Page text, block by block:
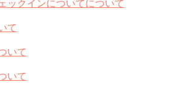
ックインについてについて
て
いて
いて